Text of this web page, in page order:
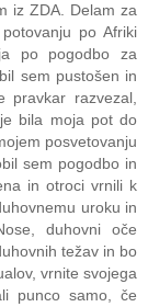
iz ZDA. Delam za
po Afriki
po pogodbo za
sem pustošen in
pravkar razvezal,
bila moja pot do
posvetovanju
sem pogodbo in
in otroci vrnili k
uroku in
duhovni oče
težav in bo
vrnite svojega
punco samo, če